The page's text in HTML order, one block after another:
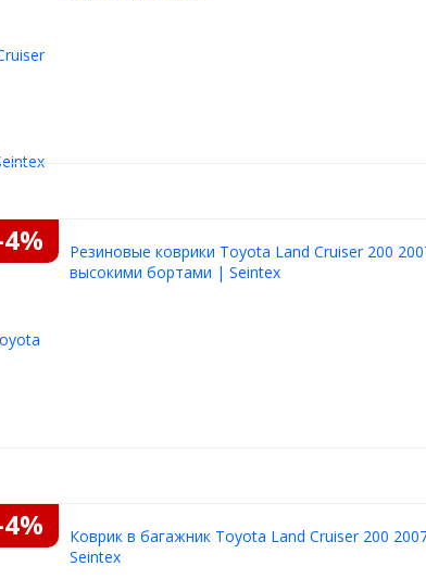
Резиновые коврики Toyota Land Cruiser 200
высокими бортами | Seintex
Коврик в багажник Toyota Land Cruiser 200
Seintex